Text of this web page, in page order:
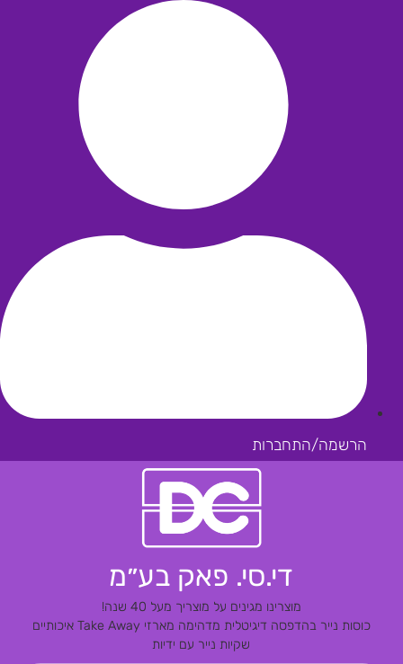
הרשמה/התחברות
די.סי. פאק בע״מ
מוצרינו מגינים על מוצריך מעל 40 שנה!
כוסות נייר בהדפסה דיגיטלית מדהימהמארזי Take Away איכותיים
שקיות נייר עם ידיות